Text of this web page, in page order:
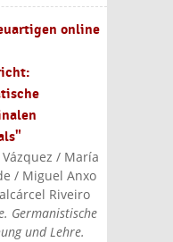
online
/ María
/ Miguel Anxo
Riveiro
Germanistische
und Lehre.